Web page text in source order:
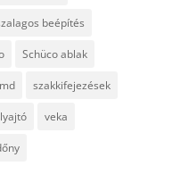
beépítés
Schüco ablak
szakkifejezések
veka